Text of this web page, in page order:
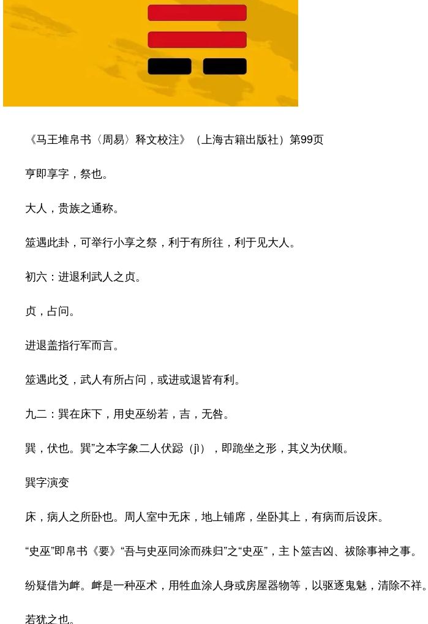
《马王堆帛书〈周易〉释文校注》（上海古籍出版社）第99页
亨即享字，祭也。
大人，贵族之通称。
筮遇此卦，可举行小享之祭，利于有所往，利于见大人。
初六：进退利武人之贞。
贞，占问。
进退盖指行军而言。
筮遇此爻，武人有所占问，或进或退皆有利。
九二：巽在床下，用史巫纷若，吉，无咎。
巽，伏也。巽”之本字象二人伏跽（jì），即跪坐之形，其义为伏顺。
巽字演变
床，病人之所卧也。周人室中无床，地上铺席，坐卧其上，有病而后设床。
“史巫”即帛书《要》“吾与史巫同涂而殊归”之“史巫”，主卜筮吉凶、祓除事神之事。
纷疑借为衅。衅是一种巫术，用牲血涂人身或房屋器物等，以驱逐鬼魅，清除不祥。
若犹之也。